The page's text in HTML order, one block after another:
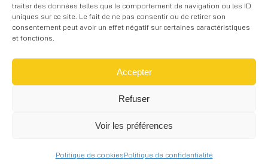
traiter des données telles que le comportement de navigation ou les ID
uniques sur ce site. Le fait de ne pas consentir ou de retirer son
consentement peut avoir un effet négatif sur certaines caractéristiques
et fonctions.
Accepter
Refuser
Voir les préférences
Politique de cookiesPolitique de confidentialité
© 2026 COURBALU - Tous droits réservés -
Réalisation graphique -Mentions légales-Skill
Designà Lannion
RECEVOIR NOTRE CATALOGUE